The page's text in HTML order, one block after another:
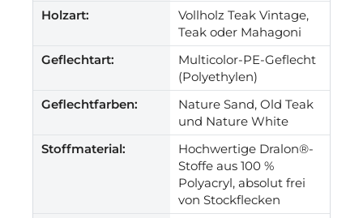
Holzart:
Vollholz Teak Vintage,
Teak oder Mahagoni
Geflechtart:
Multicolor-PE-Geflecht
(Polyethylen)
Geflechtfarben:
Nature Sand, Old Teak
und Nature White
Stoffmaterial:
Hochwertige Dralon®-
Stoffe aus 100 %
Polyacryl, absolut frei
von Stockflecken